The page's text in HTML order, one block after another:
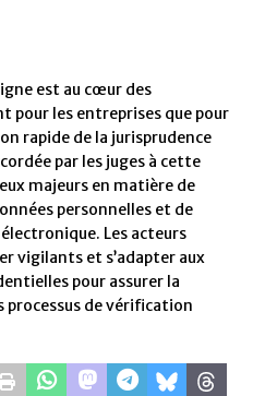
est au cœur des
pour les entreprises que pour
rapide de la jurisprudence
par les juges à cette
majeurs en matière de
personnelles et de
Les acteurs
vigilants et s’adapter aux
pour assurer la
processus de vérification